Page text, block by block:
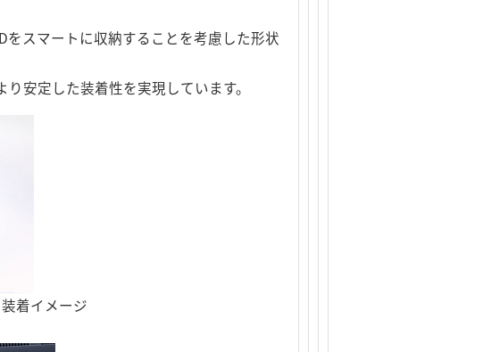
スマートに収納することを考慮した形状
安定した装着性を実現しています。
着イメージ